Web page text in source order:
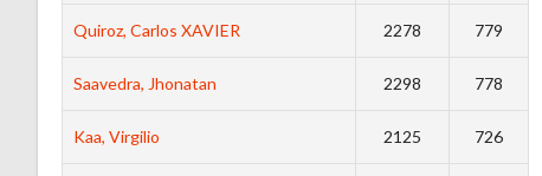
Quiroz, Carlos XAVIER 2278 779
Saavedra, Jhonatan 2298 778
Kaa, Virgilio 2125 726